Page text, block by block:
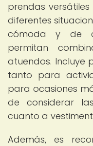
prendas
diferentes
cómoda y de
permitan
atuendos. Incluye
tanto para
para ocasiones
de considerar
cuanto a
Además, es